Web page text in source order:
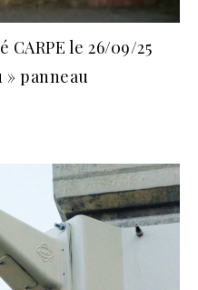
le 26/09/25
» panneau